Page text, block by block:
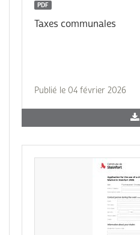
PDF
Taxes communales
Publié le 04 février 2026